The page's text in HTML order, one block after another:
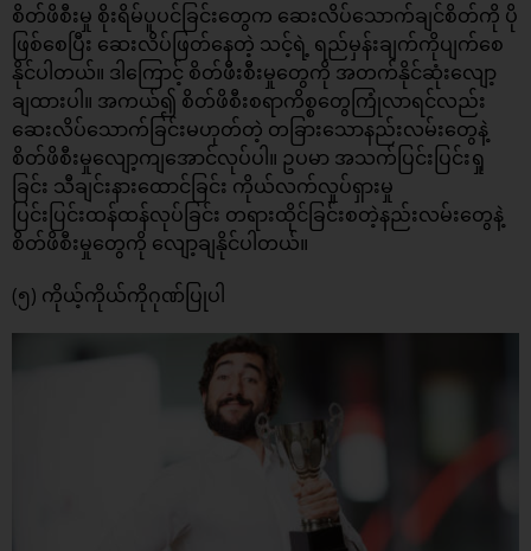
စိတ်ဖိစီးမှု စိုးရိမ်ပူပင်ခြင်းတွေက ဆေးလိပ်သောက်ချင်စိတ်ကို ပို
ဖြစ်စေပြီး ဆေးလိပ်ဖြတ်နေတဲ့ သင့်ရဲ့ ရည်မှန်းချက်ကိုပျက်စေ
နိုင်ပါတယ်။ ဒါကြောင့် စိတ်ဖီးစီးမှုတွေကို အတက်နိုင်ဆုံးလျော့
ချထားပါ။ အကယ်၍ စိတ်ဖိစီးစရာကိစ္စတွေကြုံလာရင်လည်း
ဆေးလိပ်သောက်ခြင်းမဟုတ်တဲ့ တခြားသောနည်းလမ်းတွေနဲ့
စိတ်ဖိစီးမှုလျော့ကျအောင်လုပ်ပါ။ ဥပမာ အသက်ပြင်းပြင်းရှု
ခြင်း သီချင်းနားထောင်ခြင်း ကိုယ်လက်လှုပ်ရှားမှု
ပြင်းပြင်းထန်ထန်လုပ်ခြင်း တရားထိုင်ခြင်းစတဲ့နည်းလမ်းတွေနဲ့
စိတ်ဖိစီးမှုတွေကို လျော့ချနိုင်ပါတယ်။
(၅) ကိုယ့်ကိုယ်ကိုဂုဏ်ပြုပါ